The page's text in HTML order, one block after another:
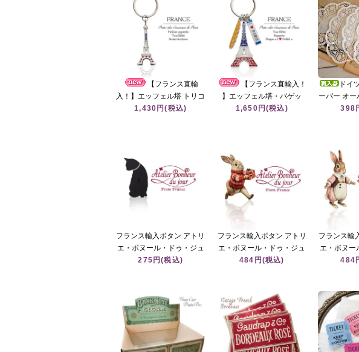
【フランス直輸
入！】エッフェル塔 トリコ
ロールストーン キーホルダ
1,430円(税込)
【フランス直輸入！
】エッフェル塔・バゲッ
ト・ナンバープレート キー
1,650円(税込)
ドイ
ーパー オー
薔薇・398
フランス輸入ボタン アトリ
エ・ボヌール・ドゥ・ジュ
ール【黒猫 Le Chat noir
275円(税込)
フランス輸入ボタン アトリ
エ・ボヌール・ドゥ・ジュ
ール【うさぎ・プレゼン
484円(税込)
フランス輸
エ・ボヌー
ール【うさ
484